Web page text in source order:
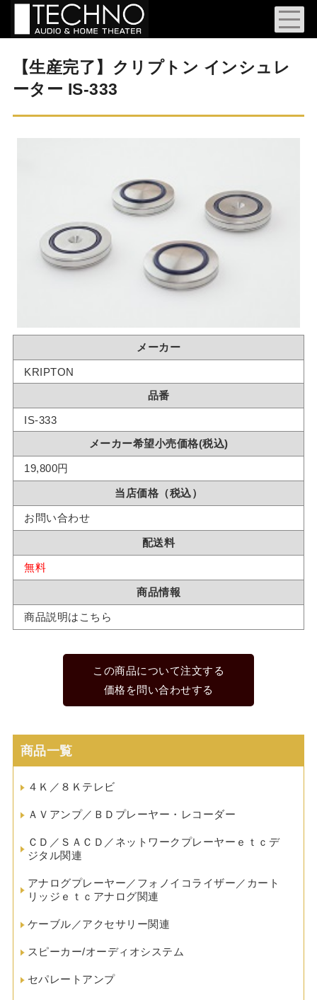
【生産完了】クリプトン インシュレ
ーター IS-333
メーカー
KRIPTON
品番
IS-333
メーカー希望小売価格(税込)
19,800円
当店価格（税込）
お問い合わせ
配送料
無料
商品情報
商品説明はこちら
この商品について注文する
価格を問い合わせする
商品一覧
４Ｋ／８Ｋテレビ
ＡＶアンプ／ＢＤプレーヤー・レコーダー
ＣＤ／ＳＡＣＤ／ネットワークプレーヤーｅｔｃデ
ジタル関連
アナログプレーヤー／フォノイコライザー／カート
リッジｅｔｃアナログ関連
ケーブル／アクセサリー関連
スピーカー/オーディオシステム
セパレートアンプ